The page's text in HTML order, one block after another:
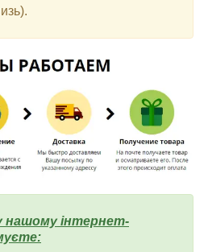
нашому інтернет-